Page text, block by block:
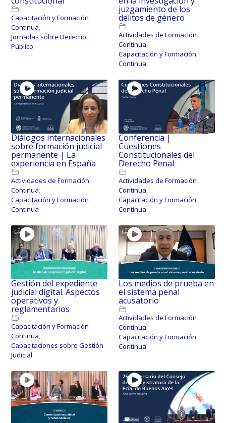
Capacitación y Formación
Continua,
Jornadas sobre Derecho
Público
juzgamiento de los
delitos de género
Actividades de Formación
Continua,
Capacitación y Formación
Continua
Diálogos internacionales
sobre formación judicial
permanente | La
experiencia en España
Actividades de Formación
Continua,
Capacitación y Formación
Continua
Conferencia |
Cuestiones
Constitucionales del
Derecho Penal
Actividades de Formación
Continua,
Capacitación y Formación
Continua
Gestión del expediente
judicial digital. Aspectos
operativos y
reglamentarios
Capacitación y Formación
Continua,
Capacitaciones sobre Gestión
Judicial
Los medios de prueba en
el sistema penal
acusatorio
Actividades de Formación
Continua,
Capacitación y Formación
Continua